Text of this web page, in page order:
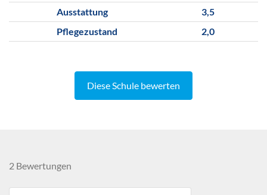
Ausstattung
3,5
Pflegezustand
2,0
Diese Schule bewerten
2 Bewertungen